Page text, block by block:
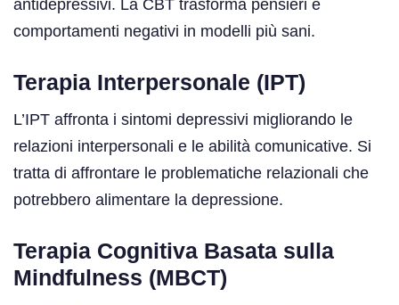
antidepressivi. La CBT trasforma pensieri e
comportamenti negativi in modelli più sani.
Terapia Interpersonale (IPT)
L’IPT affronta i sintomi depressivi migliorando le
relazioni interpersonali e le abilità comunicative. Si
tratta di affrontare le problematiche relazionali che
potrebbero alimentare la depressione.
Terapia Cognitiva Basata sulla
Mindfulness (MBCT)